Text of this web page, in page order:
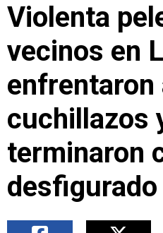
Violenta
vecinos en
enfrentaron
cuchillazos
terminaron
desfigurado